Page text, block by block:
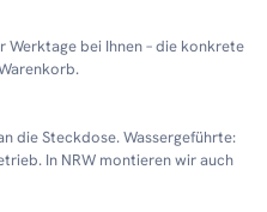
Werktage bei Ihnen – die konkrete
die Steckdose. Wassergeführte:
In NRW montieren wir auch